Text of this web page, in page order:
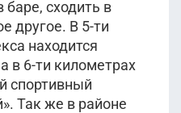
баре, сходить в
другое. В 5-ти
находится
в 6-ти километрах
спортивный
Так же в районе